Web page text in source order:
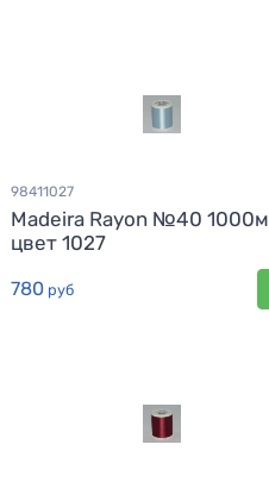
98411027
Madeira Rayon №40 1000м
цвет 1027
780руб